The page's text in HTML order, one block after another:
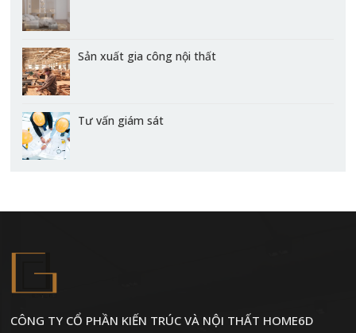
Sản xuất gia công nội thất
Tư vấn giám sát
CÔNG TY CỔ PHẦN KIẾN TRÚC VÀ NỘI THẤT HOME6D